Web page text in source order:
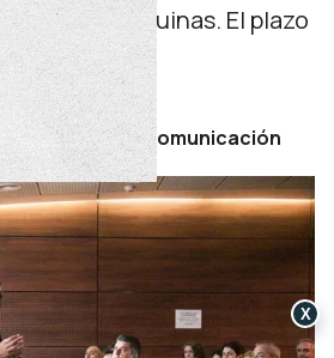
neuquinas. El plazo
junio.
de Prensa y Comunicación
X